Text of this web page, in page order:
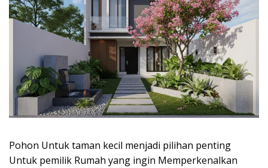
Pohon Untuk taman kecil menjadi pilihan penting
Untuk pemilik Rumah yang ingin Memperkenalkan